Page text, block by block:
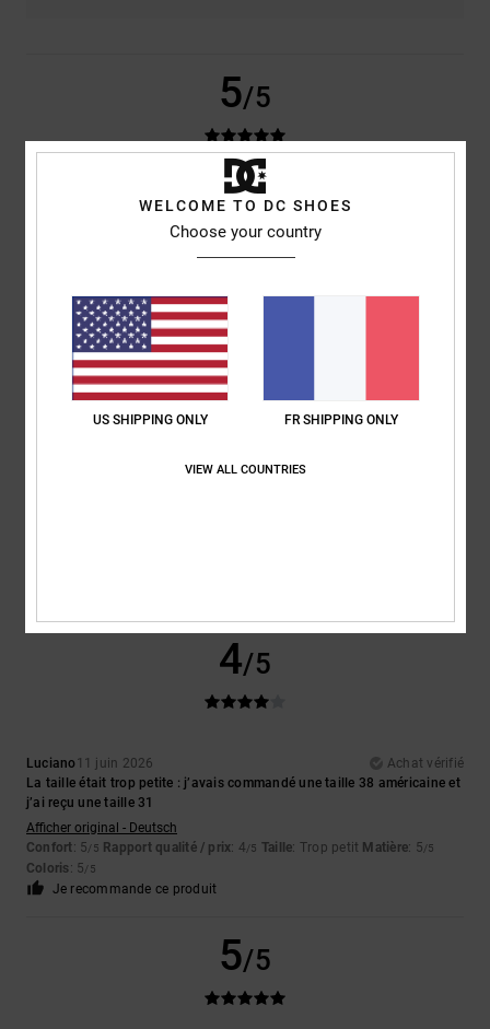
5/5
29 juin 2026
Je recommande ce produit
5
4/5
Luciano11 juin 2026
Achat vérifié
La taille était trop petite : j’avais commandé une taille 38 américaine et
j’ai reçu une taille 31
Afficher original - Deutsch
Confort: 5/5 Rapport qualité / prix: 4/5 Taille: Trop petit Matière: 5/5
Coloris: 5/5
Je recommande ce produit
5/5
WELCOME TO DC SHOES
Choose your country
US SHIPPING ONLY FR SHIPPING ONLY
VIEW ALL COUNTRIES